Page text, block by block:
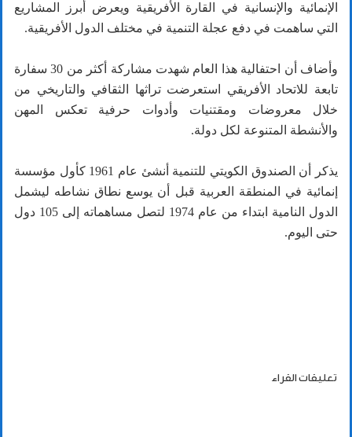
الإنمائية والإنسانية في القارة الأفريقية ويعرض أبرز المشاريع
التي ساهمت في دفع عجلة التنمية في مختلف الدول الأفريقية.
وأضاف أن احتفالية هذا العام شهدت مشاركة أكثر من 30 سفارة
تابعة للاتحاد الأفريقي استعرضت تراثها الثقافي والتاريخي من
خلال معروضات ومقتنيات وأدوات حرفية تعكس المهن
والأنشطة المتنوعة لكل دولة.
يذكر أن الصندوق الكويتي للتنمية أنشئ عام 1961 كأول مؤسسة
إنمائية في المنطقة العربية قبل أن يوسع نطاق نشاطه ليشمل
الدول النامية ابتداء من عام 1974 لتصل مساهماته إلى 105 دول
حتى اليوم.
تعليقات القراء